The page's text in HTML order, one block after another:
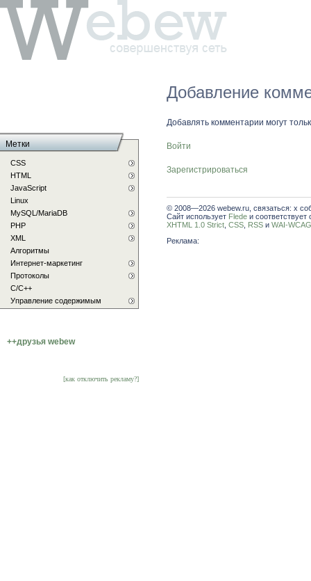
Добавление
Добавлять комментарии могут
Войти
Зарегистрироваться
© 2008—2026 webew.ru, связаться: x
Сайт использует Flede и соответствует
XHTML 1.0 Strict CSS RSS и WAI-
Реклама:
Метки
CSS
HTML
JavaScript
Linux
MySQL/MariaDB
PHP
XML
Алгоритмы
Интернет-маркетинг
Протоколы
С/C++
Управление содержимым
++друзья webew
[как отключить рекламу?]